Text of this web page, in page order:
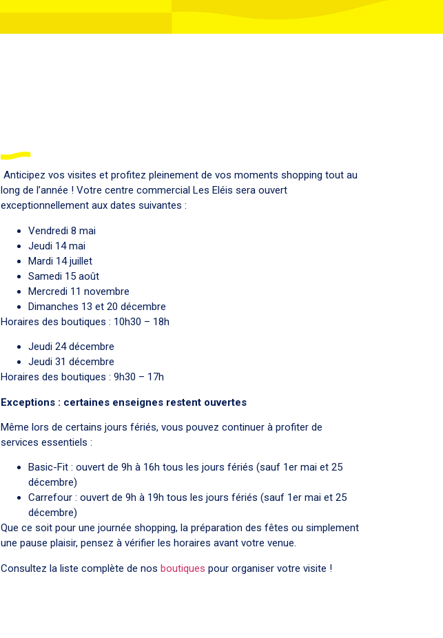
Anticipez vos visites et profitez pleinement de vos moments shopping tout au
long de l’année ! Votre centre commercial Les Eléis sera ouvert
exceptionnellement aux dates suivantes :
Vendredi 8 mai
Jeudi 14 mai
Mardi 14 juillet
Samedi 15 août
Mercredi 11 novembre
Dimanches 13 et 20 décembre
Horaires des boutiques : 10h30 – 18h
Jeudi 24 décembre
Jeudi 31 décembre
Horaires des boutiques : 9h30 – 17h
Exceptions : certaines enseignes restent ouvertes
Même lors de certains jours fériés, vous pouvez continuer à profiter de
services essentiels :
Basic-Fit : ouvert de 9h à 16h tous les jours fériés (sauf 1er mai et 25
décembre)
Carrefour : ouvert de 9h à 19h tous les jours fériés (sauf 1er mai et 25
décembre)
Que ce soit pour une journée shopping, la préparation des fêtes ou simplement
une pause plaisir, pensez à vérifier les horaires avant votre venue.
Consultez la liste complète de nos boutiques pour organiser votre visite !